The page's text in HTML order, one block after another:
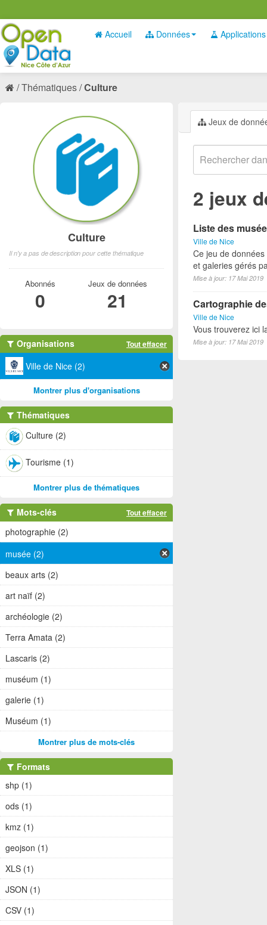
Accueil Données Applications
Thématiques Culture
Jeux de
2 jeux
Liste des
Ville de Nice
Ce jeu de
et galeries gérés
Mise à jour: 17 Mai 2019
Cartographie
Ville de Nice
Vous trouverez ici
Mise à jour: 17 Mai 2019
Culture
Il n'y a pas de description pour cette thématique
Abonnés
0
Jeux de données
21
Organisations Tout effacer
Ville de Nice (2)
Montrer plus d'organisations
Thématiques
Culture (2)
Tourisme (1)
Montrer plus de thématiques
Mots-clés Tout effacer
photographie (2)
musée (2)
beaux arts (2)
art naïf (2)
archéologie (2)
Terra Amata (2)
Lascaris (2)
muséum (1)
galerie (1)
Muséum (1)
Montrer plus de mots-clés
Formats
shp (1)
ods (1)
kmz (1)
geojson (1)
XLS (1)
JSON (1)
CSV (1)